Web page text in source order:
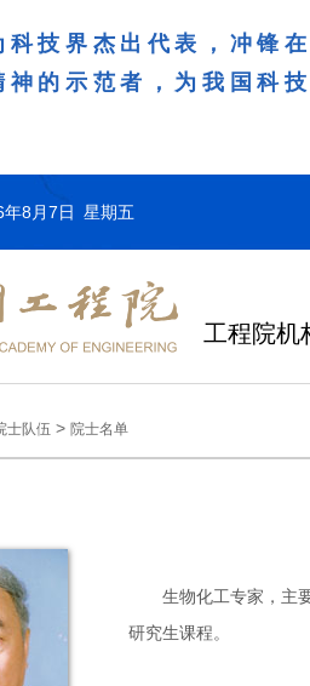
科技界杰出代表，冲锋
神的示范者，为我国科
年8月7日 星期五
工程院机
士队伍 > 院士名单
生物化工专家，主要
研究生课程。